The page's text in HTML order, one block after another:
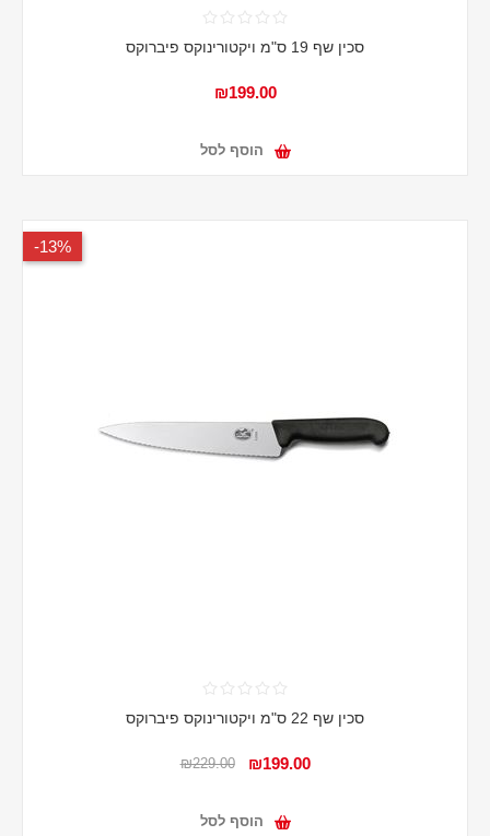
סכין שף 19 ס"מ ויקטורינוקס פיברוקס
₪199.00
הוסף לסל
13%-
סכין שף 22 ס"מ ויקטורינוקס פיברוקס
₪199.00
₪229.00
הוסף לסל